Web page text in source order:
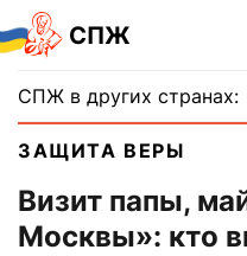
СПЖ
СПЖ в других странах:
ЗАЩИТА ВЕРЫ
Визит папы,
Москвы»: кто